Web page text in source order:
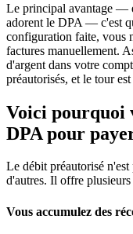
Le principal avantage —
adorent le DPA — c'est
configuration faite, vous
factures manuellement.
d'argent dans votre
préautorisés, et le tour
Voici pourquoi
DPA pour
Le débit préautorisé
d'autres. Il offre
Vous accumulez des